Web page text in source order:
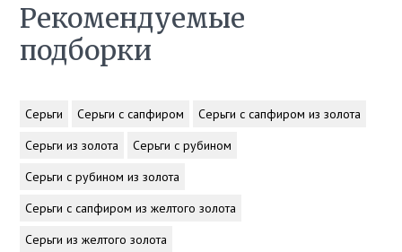
Рекомендуемые
подборки
Серьги Серьги с сапфиром
Серьги с сапфиром из золота
Серьги из золота
Серьги с рубином
Серьги с рубином из золота
Серьги с сапфиром из желтого золота
Серьги из желтого золота